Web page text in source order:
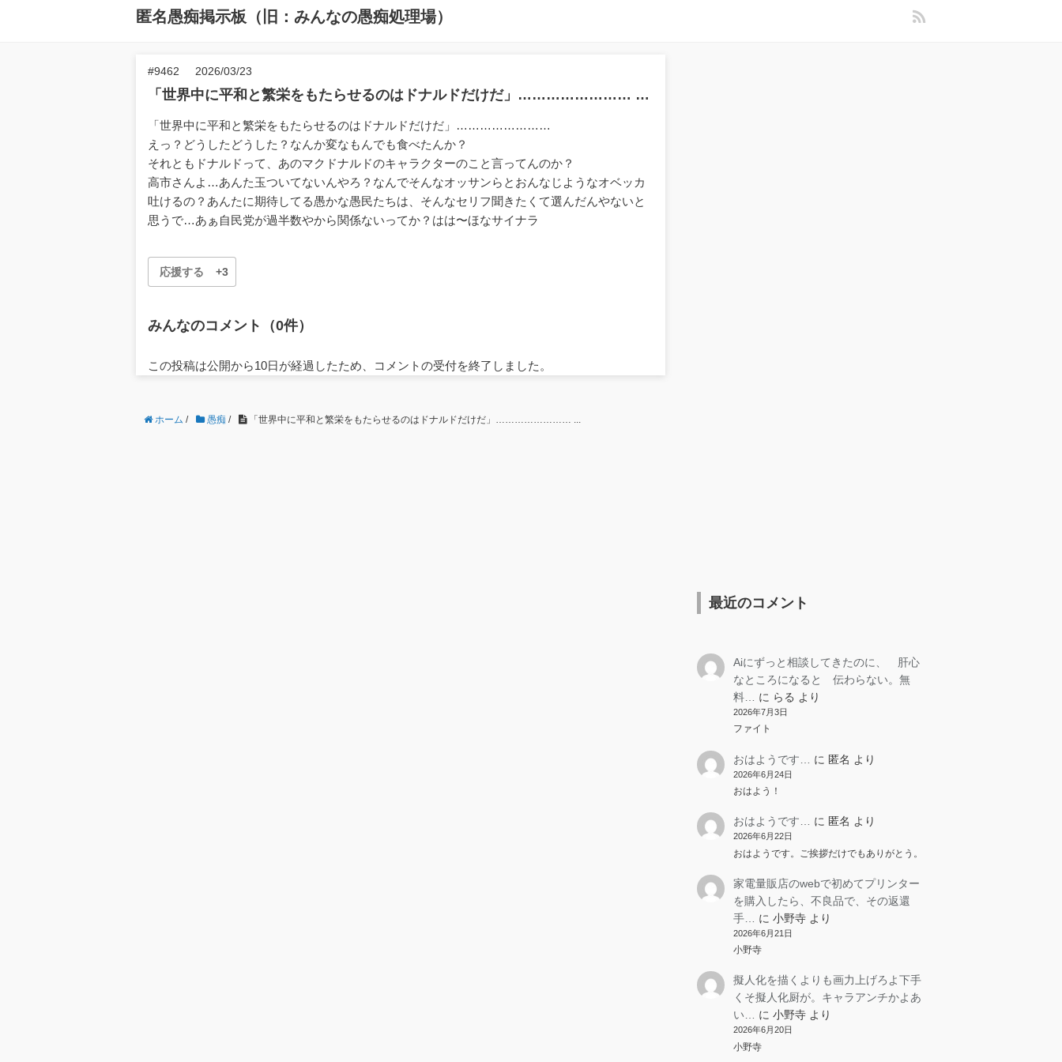
匿名愚痴掲示板（旧：みんなの愚痴処理場）
#9462 2026/03/23
「世界中に平和と繁栄をもたらせるのはドナルドだけだ」…………………… …
「世界中に平和と繁栄をもたらせるのはドナルドだけだ」……………………
えっ？どうしたどうした？なんか変なもんでも食べたんか？
それともドナルドって、あのマクドナルドのキャラクターのこと言ってんのか？
高市さんよ…あんた玉ついてないんやろ？なんでそんなオッサンらとおんなじようなオベッカ
吐けるの？あんたに期待してる愚かな愚民たちは、そんなセリフ聞きたくて選んだんやないと
思うで…あぁ自民党が過半数やから関係ないってか？はは〜ほなサイナラ
応援する +3
みんなのコメント（0件）
この投稿は公開から10日が経過したため、コメントの受付を終了しました。
ホーム / 愚痴 / 「世界中に平和と繁栄をもたらせるのはドナルドだけだ」…………………… ...
最近のコメント
Aiにずっと相談してきたのに、 肝心
なところになると 伝わらない。無
料…
に らる より
2026年7月3日
ファイト
おはようです… に 匿名 より
2026年6月24日
おはよう！
おはようです… に 匿名 より
2026年6月22日
おはようです。ご挨拶だけでもありがとう。
家電量販店のwebで初めてプリンター
を購入したら、不良品で、その返還
手…
に 小野寺より
2026年6月21日
小野寺
擬人化を描くよりも画力上げろよ下手
くそ擬人化厨が。キャラアンチかよあ
い…
に 小野寺より
2026年6月20日
小野寺